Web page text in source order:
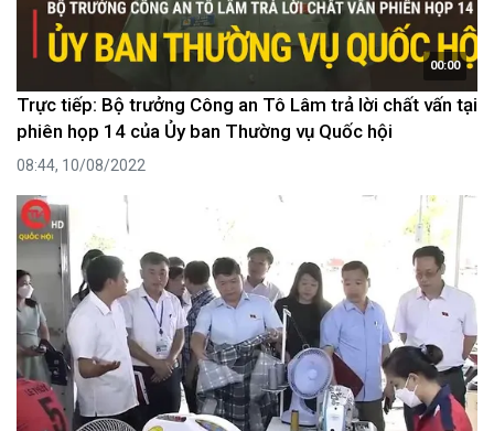
00:00
Trực tiếp: Bộ trưởng Công an Tô Lâm trả lời chất vấn tại
phiên họp 14 của Ủy ban Thường vụ Quốc hội
08:44, 10/08/2022